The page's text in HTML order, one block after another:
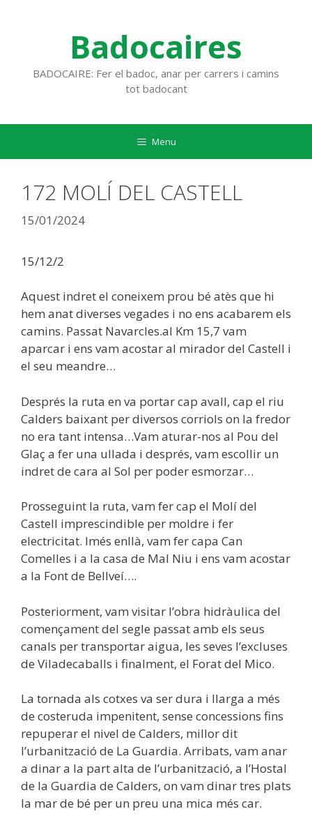
Badocaires
BADOCAIRE: Fer el badoc, anar per carrers i camins
tot badocant
Menu
172 MOLÍ DEL CASTELL
15/01/2024
15/12/2
Aquest indret el coneixem prou bé atès que hi
hem anat diverses vegades i no ens acabarem els
camins. Passat Navarcles.al Km 15,7 vam
aparcar i ens vam acostar al mirador del Castell i
el seu meandre…
Després la ruta en va portar cap avall, cap el riu
Calders baixant per diversos corriols on la fredor
no era tant intensa…Vam aturar-nos al Pou del
Glaç a fer una ullada i després, vam escollir un
indret de cara al Sol per poder esmorzar…
Prosseguint la ruta, vam fer cap el Molí del
Castell imprescindible per moldre i fer
electricitat. Imés enllà, vam fer capa Can
Comelles i a la casa de Mal Niu i ens vam acostar
a la Font de Bellveí….
Posteriorment, vam visitar l’obra hidràulica del
començament del segle passat amb els seus
canals per transportar aigua, les seves l’excluses
de Viladecaballs i finalment, el Forat del Mico.
La tornada als cotxes va ser dura i llarga a més
de costeruda impenitent, sense concessions fins
repuperar el nivel de Calders, millor dit
l’urbanització de La Guardia. Arribats, vam anar
a dinar a la part alta de l’urbanització, a l’Hostal
de la Guardia de Calders, on vam dinar tres plats
la mar de bé per un preu una mica més car.